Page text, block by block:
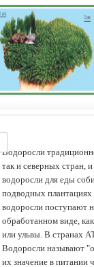
Водоросли
так и северных стран,
водоросли для еды
подводных
водоросли поступают
обработанном виде,
или ульвы. В странах
Водоросли называют
их значение в питании